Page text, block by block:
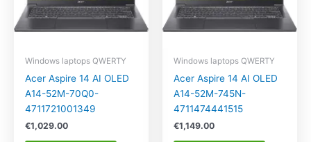
Windows laptops QWERTY
Acer Aspire 14 AI OLED
A14-52M-70Q0-
4711721001349
€1,029.00
Windows laptops QWERTY
Acer Aspire 14 AI OLED
A14-52M-745N-
4711474441515
€1,149.00